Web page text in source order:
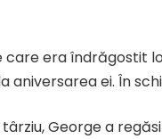
care era îndrăgostit
aniversarea ei. În
târziu, George a